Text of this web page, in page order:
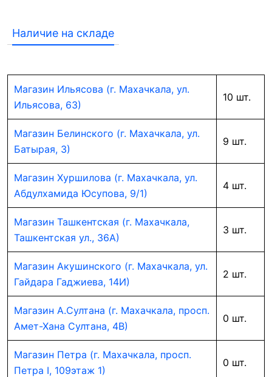
Наличие на складе
Магазин Ильясова (г. Махачкала, ул.
Ильясова, 63)
10 шт.
Магазин Белинского (г. Махачкала, ул.
Батырая, 3)
9 шт.
Магазин Хуршилова (г. Махачкала, ул.
Абдулхамида Юсупова, 9/1)
4 шт.
Магазин Ташкентская (г. Махачкала,
Ташкентская ул., 36А)
3 шт.
Магазин Акушинского (г. Махачкала, ул.
Гайдара Гаджиева, 14И)
2 шт.
Магазин А.Султана (г. Махачкала, просп.
Амет-Хана Султана, 4В)
0 шт.
Магазин Петра (г. Махачкала, просп.
Петра I, 109этаж 1)
0 шт.